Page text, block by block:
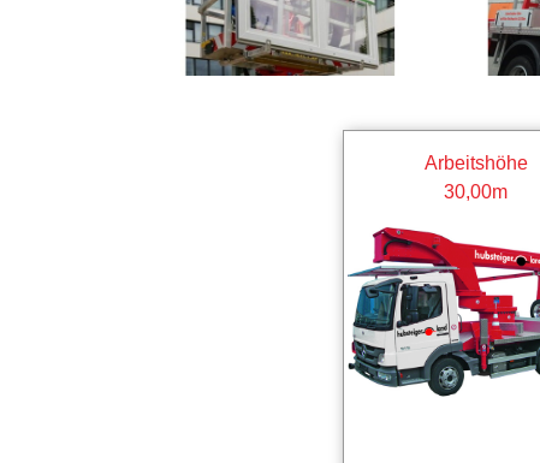
Arbeitshöhe
30,00m